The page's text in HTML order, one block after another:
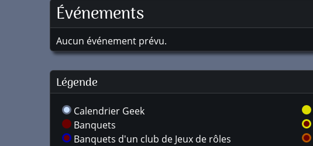
Événements
Aucun événement prévu.
Légende
Calendrier Geek
Banquets
Banquets d'un club de Jeux de rôles